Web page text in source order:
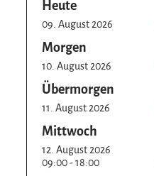
Heute
09. August 2026
Morgen
10. August 2026
Übermorgen
11. August 2026
Mittwoch
12. August 2026
09:00 - 18:00